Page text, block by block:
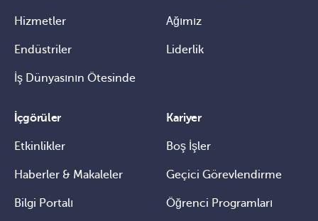
Hizmetler
Endüstriler
İş Dünyasının Ötesinde
Ağımız
Liderlik
İçgörüler
Etkinlikler
Haberler & Makaleler
Bilgi Portalı
Kariyer
Boş İşler
Geçici Görevlendirme
Öğrenci Programları